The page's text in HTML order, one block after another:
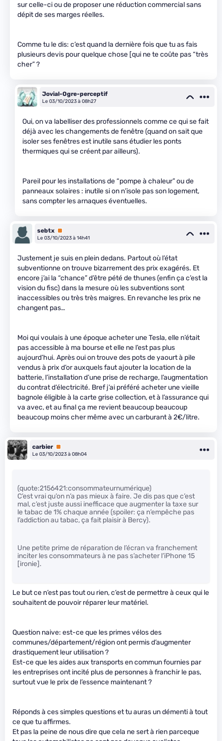
sur celle-ci ou de proposer une réduction commercial sans
dépit de ses marges réelles.
Comme tu le dis: c’est quand la dernière fois que tu as fais
plusieurs devis pour quelque chose [qui ne te coûte pas “très
cher” ?
Jovial-Ogre-perceptif
Le 03/10/2023 à 08h27
Oui, on va labelliser des professionnels comme ce qui se fait
déjà avec les changements de fenêtre (quand on sait que
isoler ses fenêtres est inutile sans étudier les ponts
thermiques qui se créent par ailleurs).
Pareil pour les installations de “pompe à chaleur” ou de
panneaux solaires : inutile si on n’isole pas son logement,
sans compter les arnaques éventuelles.
sebtx Premium
Le 03/10/2023 à 14h41
Justement je suis en plein dedans. Partout où l’état
subventionne on trouve bizarrement des prix exagérés. Et
encore j’ai la “chance” d’être pété de thunes (enfin ça c’est la
vision du fisc) dans la mesure où les subventions sont
inaccessibles ou très très maigres. En revanche les prix ne
changent pas…
Moi qui voulais à une époque acheter une Tesla, elle n’était
pas accessible à ma bourse et elle ne l’est pas plus
aujourd’hui. Après oui on trouve des pots de yaourt à pile
vendus à prix d’or auxquels faut ajouter la location de la
batterie, l’installation d’une prise de recharge, l’augmentation
du contrat d’électricité. Bref j’ai préféré acheter une vieille
bagnole éligible à la carte grise collection, et à l’assurance qui
va avec, et au final ça me revient beaucoup beaucoup
beaucoup moins cher même avec un carburant à 2€/litre.
carbier Premium
Le 03/10/2023 à 08h04
(quote:2156421:consommateurnumérique)
C’est vrai qu’on n’a pas mieux à faire. Je dis pas que c’est
mal, c’est juste aussi inefficace que augmenter la taxe sur
le tabac de 1% chaque année (spoiler: ça n’empêche pas
l’addiction au tabac, ça fait plaisir à Bercy).
Une petite prime de réparation de l’écran va franchement
inciter les consommateurs à ne pas s’acheter l’iPhone 15
[ironie].
Le but ce n’est pas tout ou rien, c’est de permettre à ceux qui le
souhaitent de pouvoir réparer leur matériel.
Question naive: est-ce que les primes vélos des
communes/département/région ont permis d’augmenter
drastiquement leur utilisation ?
Est-ce que les aides aux transports en commun fournies par
les entreprises ont incité plus de personnes à franchir le pas,
surtout vue le prix de l’essence maintenant ?
Réponds à ces simples questions et tu auras un démenti à tout
ce que tu affirmes.
Et pas la peine de nous dire que cela ne sert à rien parceque